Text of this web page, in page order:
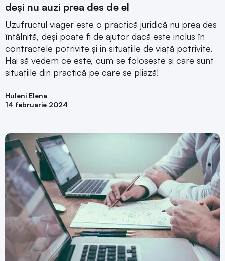
deși nu auzi prea des de el
Uzufructul viager este o practică juridică nu prea des
întâlnită, deși poate fi de ajutor dacă este inclus în
contractele potrivite și in situațiile de viață potrivite.
Hai să vedem ce este, cum se folosește și care sunt
situațiile din practică pe care se pliază!
Huleni Elena
14 februarie 2024